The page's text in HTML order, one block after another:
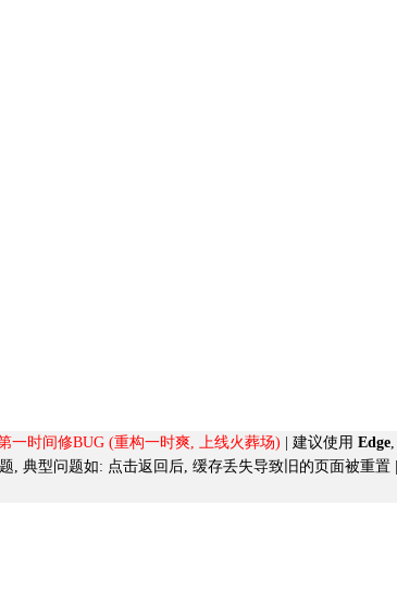
一时间修BUG (重构一时爽, 上线火葬场) | 建议使用 Edge,
, 典型问题如: 点击返回后, 缓存丢失导致旧的页面被重置